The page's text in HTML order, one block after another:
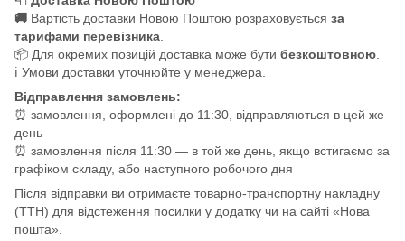
🚚 Вартість доставки Новою Поштою розраховується за
тарифами перевізника
📦 Для окремих позицій доставка може бути безкоштовною
ℹ️ Умови доставки уточнюйте у менеджера.
Відправлення замовлень:
⏰ замовлення, оформлені до 11:30, відправляються в цей же
день
⏰ замовлення після 11:30 — в той же день, якщо встигаємо за
графіком складу, або наступного робочого дня
Після відправки ви отримаєте товарно-транспортну накладну
(ТТН) для відстеження посилки у додатку чи на сайті «Нова
пошта».